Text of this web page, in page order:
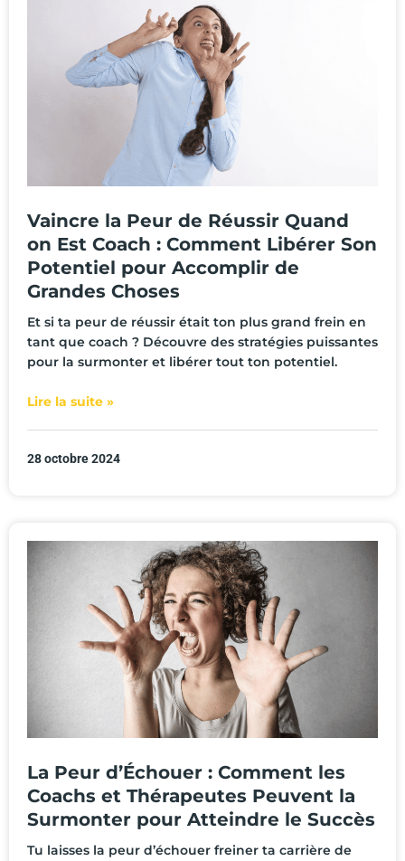
Vaincre la Peur de Réussir Quand
on Est Coach : Comment Libérer Son
Potentiel pour Accomplir de
Grandes Choses
Et si ta peur de réussir était ton plus grand frein en
tant que coach ? Découvre des stratégies puissantes
pour la surmonter et libérer tout ton potentiel.
Lire la suite »
28 octobre 2024
La Peur d’Échouer : Comment les
Coachs et Thérapeutes Peuvent la
Surmonter pour Atteindre le Succès
Tu laisses la peur d’échouer freiner ta carrière de